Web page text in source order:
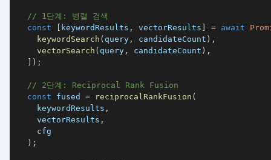
// 1단계: 병렬 검색
const
[ keywordResults , vectorResults ] = await
keywordSearch ( query , candidateCount ) ,
vectorSearch ( query , candidateCount ) ,
] ) ;
// 2단계: Reciprocal Rank Fusion
const fused = reciprocalRankFusion (
    keywordResults
,
    vectorResults
,
) ;